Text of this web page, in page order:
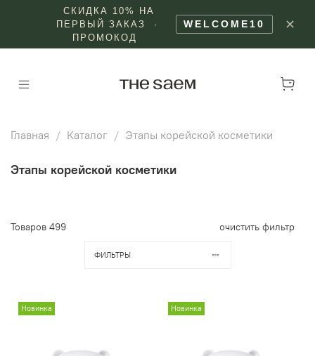
СКИДКА 10% НА
ПЕРВЫЙ ЗАКАЗ ·
ПРОМОКОД
WELCOME10 ✕
Главная Каталог Этапы корейской косметики
Этапы корейской косметики
Товаров 499 очистить фильтр
ФИЛЬТРЫ
Новинка Новинка